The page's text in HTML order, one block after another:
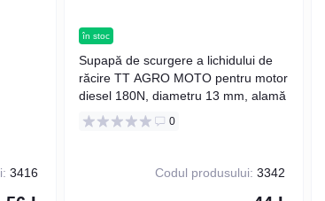
3416
în stoc
Supapă de scurgere a lichidului de
răcire TT AGRO MOTO pentru motor
diesel 180N, diametru 13 mm, alamă
0
Codul produsului: 3342